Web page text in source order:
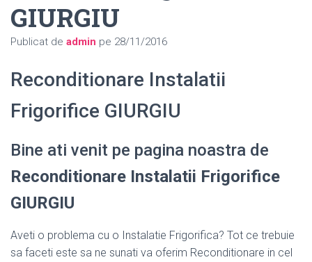
GIURGIU
Publicat de admin pe 28/11/2016
Reconditionare Instalatii
Frigorifice GIURGIU
Bine ati venit pe pagina noastra de
Reconditionare Instalatii Frigorifice
GIURGIU
Aveti o problema cu o Instalatie Frigorifica? Tot ce trebuie
sa faceti este sa ne sunati va oferim Reconditionare in cel